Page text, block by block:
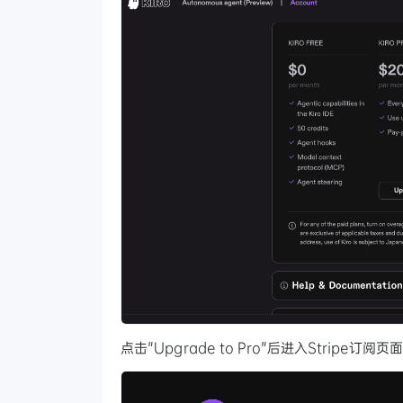
点击"Upgrade to Pro"后进入Stripe订阅页